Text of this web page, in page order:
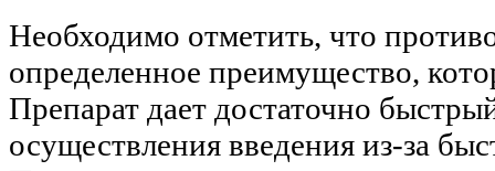
Необходимо отметить, что
определенное преимущество,
Препарат дает достаточно
осуществления введения из-за